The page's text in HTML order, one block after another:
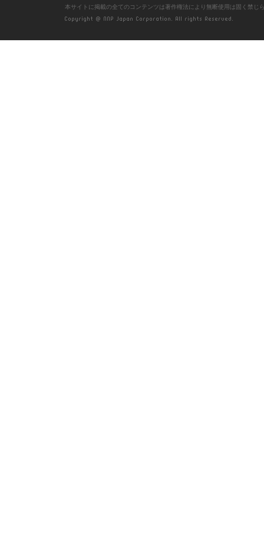
本サイトに掲載の全てのコンテンツは著作権法により無断使用は固く禁じ